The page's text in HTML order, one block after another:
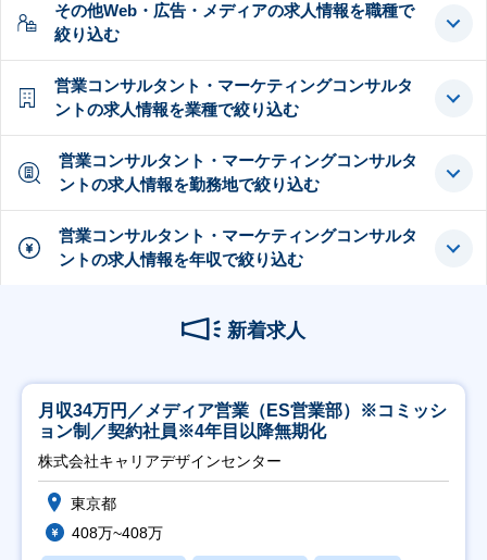
その他Web・広告・メディアの求人情報を職種で
絞り込む
営業コンサルタント・マーケティングコンサルタ
ントの求人情報を業種で絞り込む
営業コンサルタント・マーケティングコンサルタ
ントの求人情報を勤務地で絞り込む
営業コンサルタント・マーケティングコンサルタ
ントの求人情報を年収で絞り込む
新着求人
月収34万円／メディア営業（ES営業部）※コミッシ
ョン制／契約社員※4年目以降無期化
株式会社キャリアデザインセンター
東京都
408万~408万